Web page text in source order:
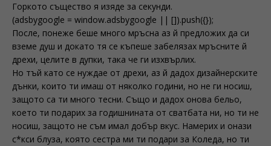
Горкото същество я изяде за секунди.
(adsbygoogle = window.adsbygoogle || []).push({});
После, понеже беше много мръсна аз й предложих да си
вземе душ и докато тя се къпеше забелязах мръсните й
дрехи, целите в дупки, така че ги изхвърлих.
Но тъй като се нуждае от дрехи, аз й дадох дизайнерските
дънки, които ти имаш от няколко години, но не ги носиш,
защото са ти много тесни. Също и дадох онова бельо,
което ти подарих за годишнината от сватбата ни, но ти не
носиш, защото не съм имал добър вкус. Намерих и онази
с*кси блуза, която сестра ми ти подари за Коледа, но ти